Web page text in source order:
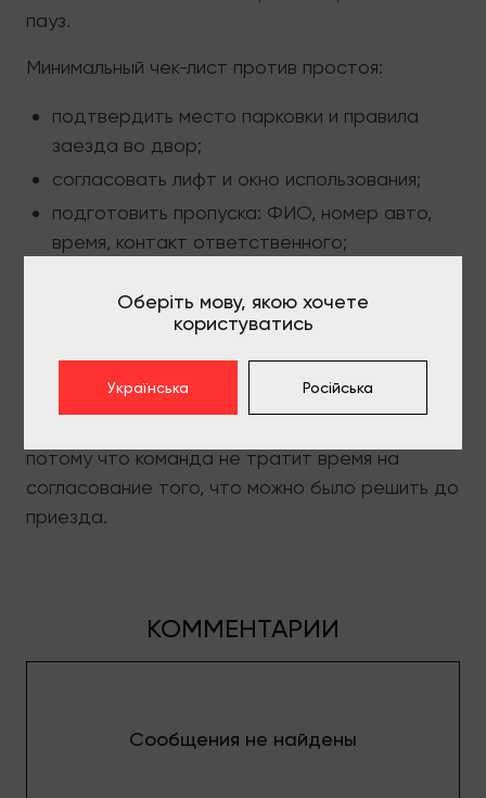
пауз.
Минимальный чек-лист против простоя:
подтвердить место парковки и правила
заезда во двор;
согласовать лифт и окно использования;
подготовить пропуска: ФИО, номер авто,
время, контакт ответственного;
крупные предметы;
освободить коридор и зону загрузки, чтобы
движение было без остановок.
Когда эти вопросы закрыты заранее, даже
потому что команда не тратит время на
согласование того, что можно было решить до
приезда.
КОММЕНТАРИИ
Сообщения не найдены
Оберіть мову, якою хочете
користуватись
Українська Російська